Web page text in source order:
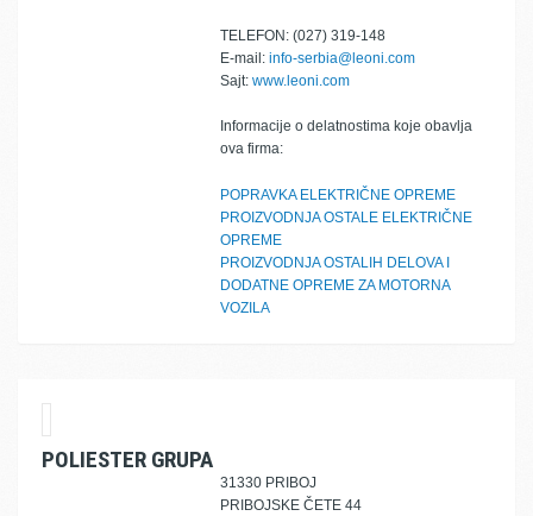
TELEFON: (027) 319-148
E-mail: info-serbia@leoni.com
Sajt: www.leoni.com
Informacije o delatnostima koje obavlja
ova firma:
POPRAVKA ELEKTRIČNE OPREME
PROIZVODNJA OSTALE ELEKTRIČNE
OPREME
PROIZVODNJA OSTALIH DELOVA I
DODATNE OPREME ZA MOTORNA
VOZILA
POLIESTER GRUPA
31330 PRIBOJ
PRIBOJSKE ČETE 44